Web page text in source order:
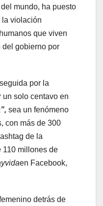
mundo, ha puesto
la violación
que viven
del gobierno por
por la
solo centavo en
sea un fenómeno
con más de 300
de la
110 millones de
en Facebook,
detrás de